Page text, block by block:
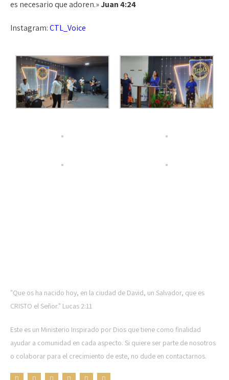
es necesario que adoren.»Juan 4:24
Instagram:CTL_Voice
"Que os ha nacido hoy, en la ciudad de David, un Salvador, que es
CRISTO el Señor." Lucas 2:11
Este es un Ministerio Inspirado por Dios que tiene como finalidad
ayudar a comunidad en cada aspecto. Si quiere ser parte de nosotros
o colaborar para el crecimiento de este, no dude en contactarnos.